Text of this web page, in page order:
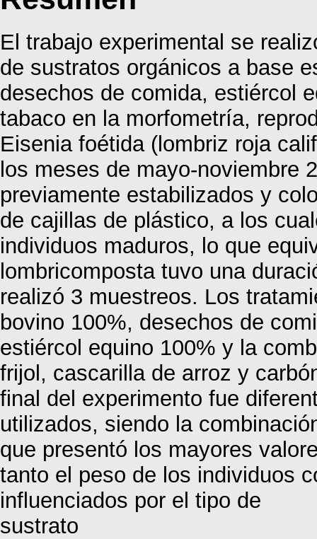
El trabajo experimental se
de sustratos orgánicos a base
desechos de comida, estiércol
tabaco en la morfometría,
Eisenia foétida (lombriz roja
los meses de mayo-noviembre
previamente estabilizados y
de cajillas de plástico, a los
individuos maduros, lo que
lombricomposta tuvo una
realizó 3 muestreos. Los
bovino 100%, desechos de
estiércol equino 100% y la
frijol, cascarilla de arroz y
final del experimento fue
utilizados, siendo la
que presentó los mayores
tanto el peso de los individuos
influenciados por el tipo de
sustrato